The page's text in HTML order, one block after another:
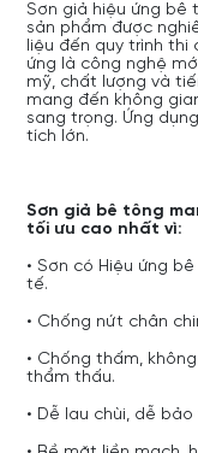
Sơn giả hiệu ứng bê
sản phẩm được
liệu đến quy trình thi
ứng là công nghệ
mỹ, chất lượng và
mang đến không
sang trọng. Ứng
tích lớn.
Sơn giả bê tông
tối ưu cao nhất vì:
• Sơn có Hiệu ứng
tế.
• Chống nứt chân
• Chống thấm,
thẩm thấu.
• Dễ lau chùi, dễ